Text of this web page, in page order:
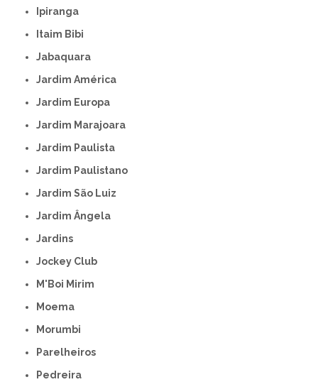
Ipiranga
Itaim Bibi
Jabaquara
Jardim América
Jardim Europa
Jardim Marajoara
Jardim Paulista
Jardim Paulistano
Jardim São Luiz
Jardim Ângela
Jardins
Jockey Club
M'Boi Mirim
Moema
Morumbi
Parelheiros
Pedreira